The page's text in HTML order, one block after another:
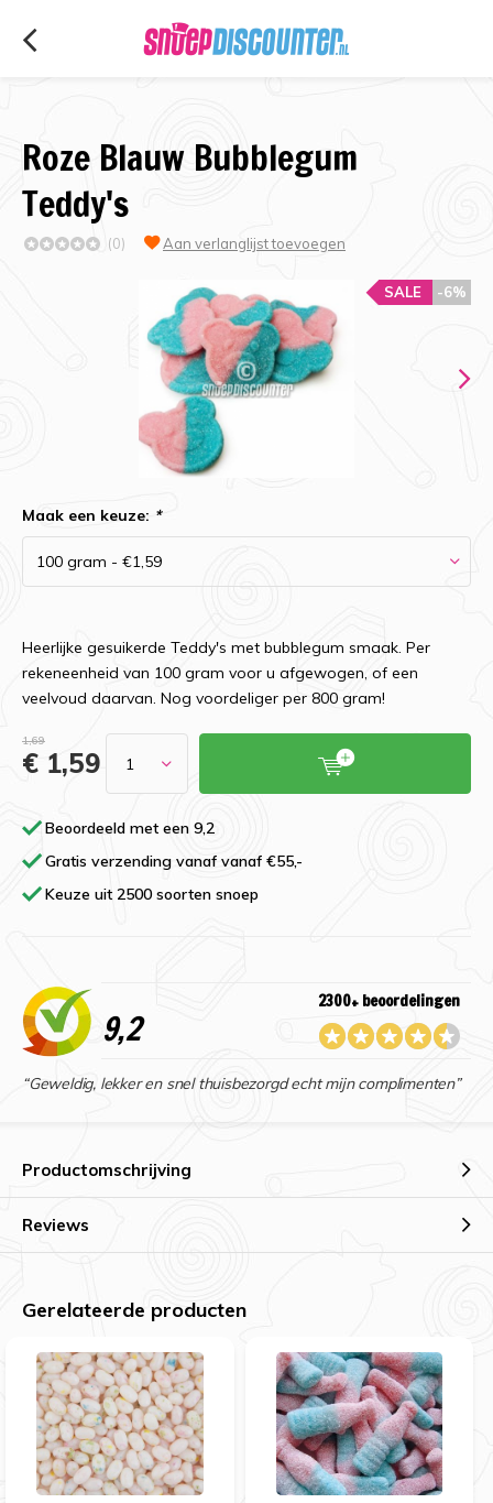
Roze Blauw Bubblegum
Teddy's
(0) Aan verlanglijst toevoegen
-6%
SALE
Maak een keuze: *
Heerlijke gesuikerde Teddy's met bubblegum smaak. Per
rekeneenheid van 100 gram voor u afgewogen, of een
veelvoud daarvan. Nog voordeliger per 800 gram!
1,69
€ 1,59
Beoordeeld met een 9,2
Gratis verzending vanaf vanaf €55,-
Keuze uit 2500 soorten snoep
9,2
2300+ beoordelingen
“Geweldig, lekker en snel thuisbezorgd echt mijn complimenten”
Productomschrijving
Reviews
Gerelateerde producten